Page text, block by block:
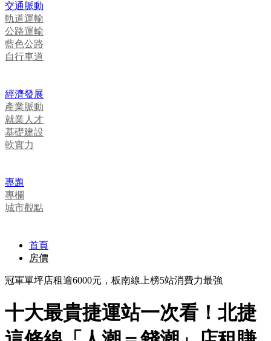
交通脈動
軌道運輸
公路運輸
藍色公路
自行車道
經濟發展
產業脈動
就業人才
基礎建設
軟實力
專題
專欄
城市觀點
首頁
房價
冠軍單坪店租逾6000元，板南線上榜5站消費力最強
十大最貴捷運站一次看！北捷